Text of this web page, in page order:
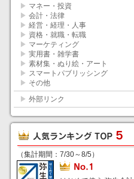
▶ マネー・投資
▶ 会計・法律
▶ 経営・経理・人事
▶ 資格・就職・転職
▶ マーケティング
▶ 実用書・雑学書
▶ 素材集・ぬり絵・アート
▶ スマートパブリッシング
▶ その他
▶ 外部リンク
（集計期間：7/30～8/5）